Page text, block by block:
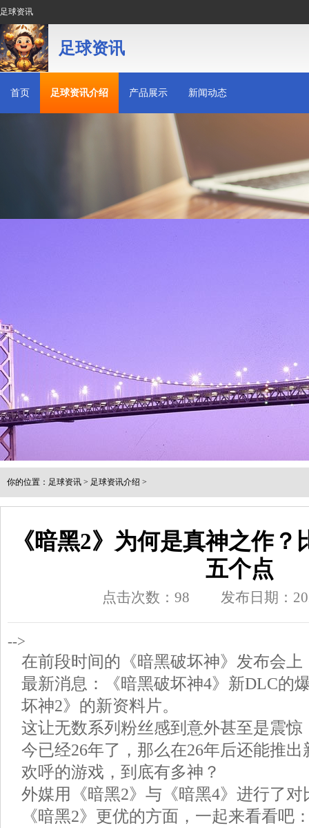
足球资讯
足球资讯
首页 足球资讯介绍 产品展示 新闻动态
你的位置： 足球资讯 > 足球资讯介绍 >
《暗黑2》为何是真神之作
五个点
点击次数：98 发布日期：
-->
在前段时间的《暗黑破坏神》发布会
最新消息：《暗黑破坏神4》新DLC的
坏神2》的新资料片。
这让无数系列粉丝感到意外甚至是震惊
今已经26年了，那么在26年后还能推
欢呼的游戏，到底有多神？
外媒用《暗黑2》与《暗黑4》进行了对
《暗黑2》更优的方面，一起来看看吧